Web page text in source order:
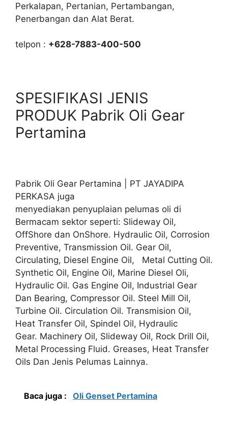
Perkalapan, Pertanian, Pertambangan,
Penerbangan dan Alat Berat.
telpon : +628-7883-400-500
SPESIFIKASI JENIS
PRODUK Pabrik Oli Gear
Pertamina
Pabrik Oli Gear Pertamina | PT JAYADIPA
PERKASA juga
menyediakan penyuplaian pelumas oli di
Bermacam sektor seperti: Slideway Oil,
OffShore dan OnShore. Hydraulic Oil, Corrosion
Preventive, Transmission Oil. Gear Oil,
Circulating, Diesel Engine Oil, Metal Cutting Oil.
Synthetic Oil, Engine Oil, Marine Diesel Oli,
Hydraulic Oil. Gas Engine Oil, Industrial Gear
Dan Bearing, Compressor Oil. Steel Mill Oil,
Turbine Oil. Circulation Oil. Transmision Oil,
Heat Transfer Oil, Spindel Oil, Hydraulic
Gear. Machinery Oil, Slideway Oil, Rock Drill Oil,
Metal Processing Fluid. Greases, Heat Transfer
Oils Dan Jenis Pelumas Lainnya.
Baca juga : Oli Genset Pertamina